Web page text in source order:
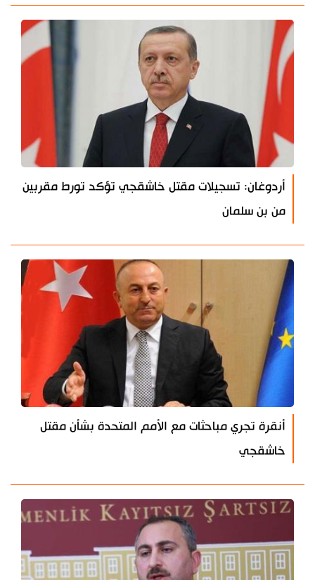
أردوغان: تسجيلات مقتل خاشقجي تؤكد تورط مقربين
من بن سلمان
أنقرة تجري مباحثات مع الأمم المتحدة بشأن مقتل
خاشقجي